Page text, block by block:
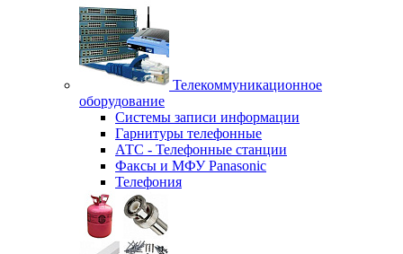
Телекоммуникационное
оборудование
Системы записи информации
Гарнитуры телефонные
АТС - Телефонные станции
Факсы и МФУ Panasonic
Телефония